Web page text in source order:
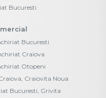
Bucuresti
Bucuresti
Craiova
Otopeni
Craiovita Noua
Bucuresti, Grivita